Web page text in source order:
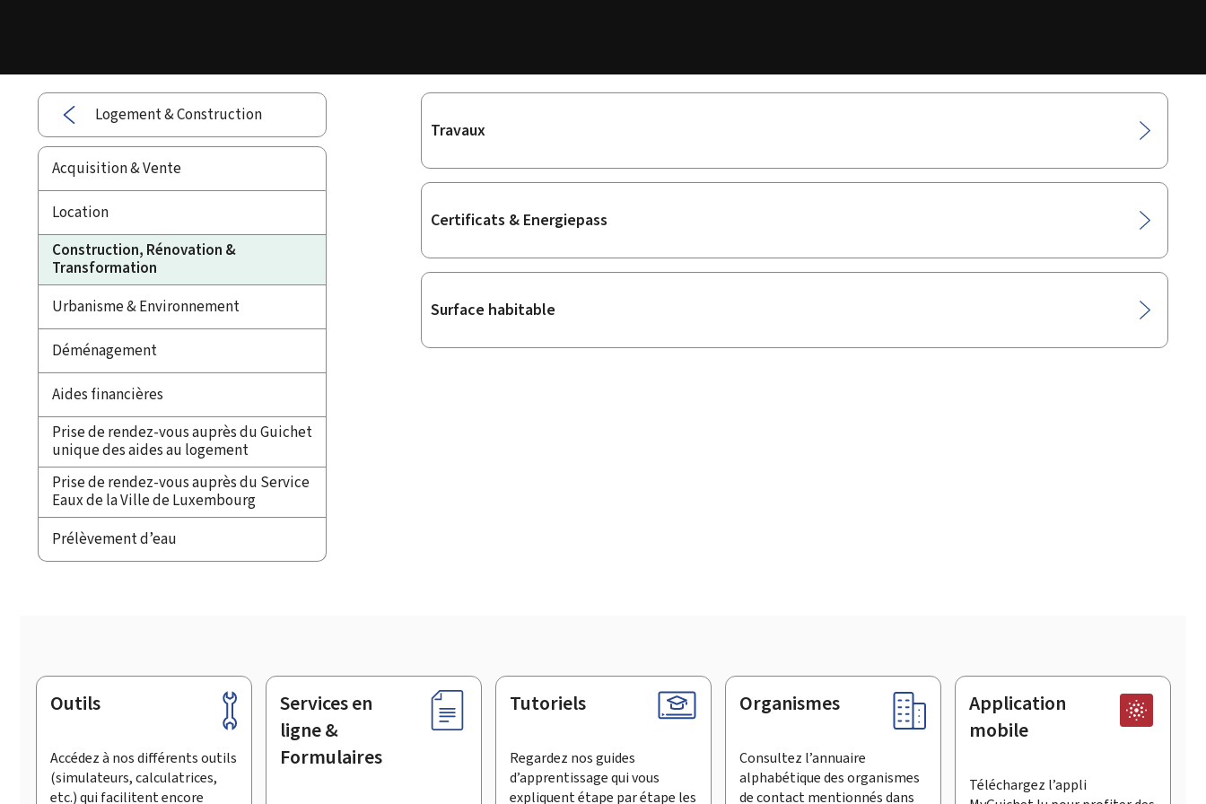
Logement & Construction
Acquisition & Vente
Location
Construction, Rénovation &
Transformation
Urbanisme & Environnement
Déménagement
Aides financières
Prise de rendez-vous auprès du Guichet
unique des aides au logement
Prise de rendez-vous auprès du Service
Eaux de la Ville de Luxembourg
Prélèvement d’eau
Sous-
Travaux
Certificats & Energiepass
Surface habitable
Pied
page
Outils
Accédez à nos différents outils
(simulateurs, calculatrices,
etc.) qui facilitent encore
Services en
ligne &
Formulaires
Tutoriels
Regardez nos guides
d’apprentissage qui vous
expliquent étape par étape les
Organismes
Consultez l’annuaire
alphabétique des organismes
de contact mentionnés dans
Application
mobile
Téléchargez l’appli